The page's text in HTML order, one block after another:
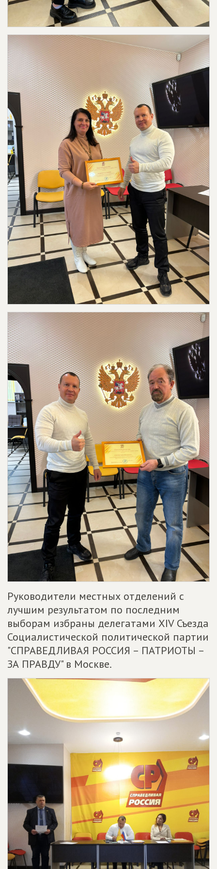
Руководители местных отделений с
лучшим результатом по последним
выборам избраны делегатами XIV Съезда
Социалистической политической партии
"СПРАВЕДЛИВАЯ РОССИЯ – ПАТРИОТЫ –
ЗА ПРАВДУ" в Москве.